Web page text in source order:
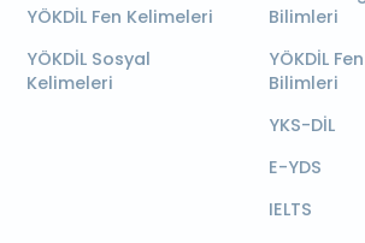
YÖKDİL Fen Kelimeleri
YÖKDİL Sosyal
Kelimeleri
Bilimleri
YÖKDİL Fen
Bilimleri
YKS-DİL
E-YDS
IELTS